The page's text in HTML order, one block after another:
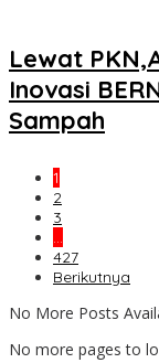
Lewat
Inovasi
Sampah
1
2
3
…
427
Berikutnya
No More Posts
No more pages to